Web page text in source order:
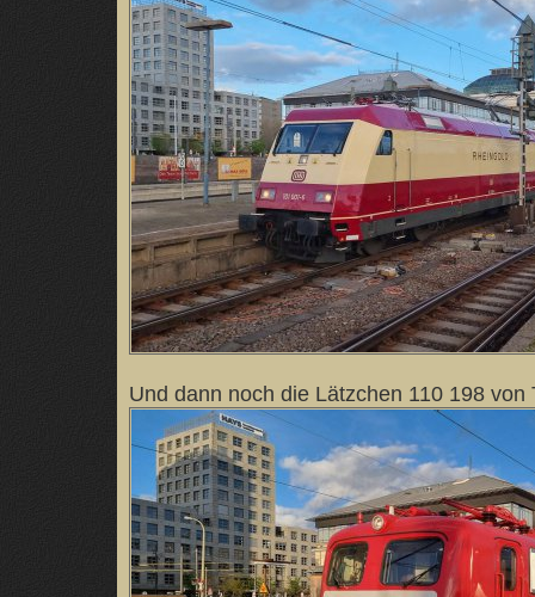
Und dann noch die Lätzchen 110 198 von